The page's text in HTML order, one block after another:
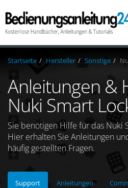
Startseite Hersteller Sonstige
Anleitungen &
Nuki Smart
Sie benötigen Hilfe für das Nuki
Hier erhalten Sie Anleitungen
häufig gestellten Fragen.
Support Anleitungen